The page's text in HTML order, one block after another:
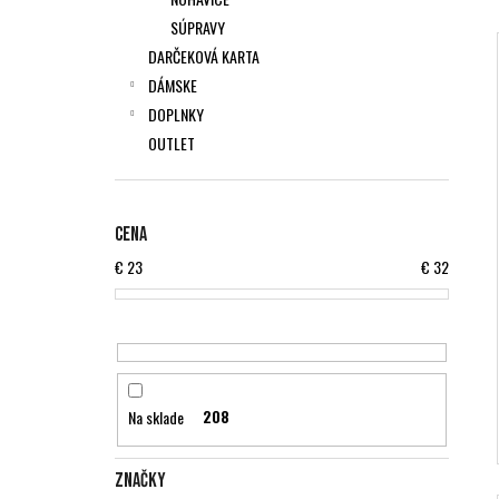
SÚPRAVY
DARČEKOVÁ KARTA
DÁMSKE
DOPLNKY
OUTLET
Cena
€ 23 € 32
Na sklade 208
Značky